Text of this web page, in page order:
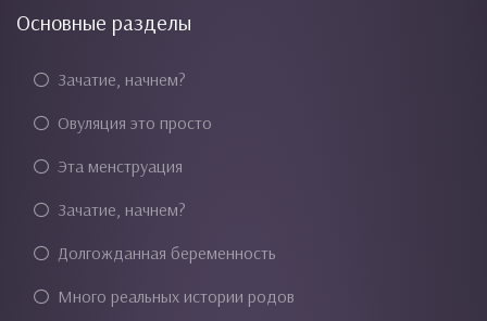
Основные разделы
Зачатие, начнем?
Овуляция это просто
Эта менструация
Зачатие, начнем?
Долгожданная беременность
Много реальных истории родов